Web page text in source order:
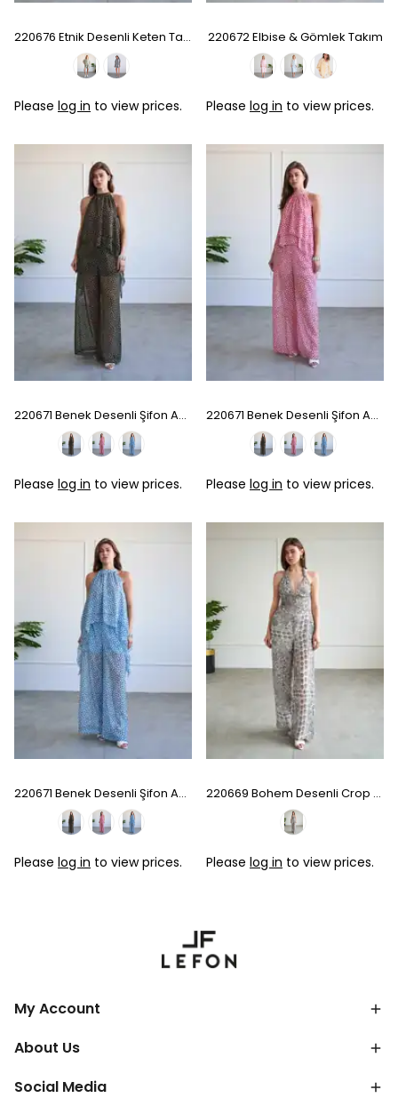
220676 Etnik Desenli Keten Takım
Please log in to view prices.
220672 Elbise & Gömlek Takım
Please log in to view prices.
220671 Benek Desenli Şifon Asimetrik Takım - Khaki
Please log in to view prices.
220671 Benek Desenli Şifon Asimetrik Takım - Pink
Please log in to view prices.
220671 Benek Desenli Şifon Asimetrik Takım - Baby Blue
Please log in to view prices.
220669 Bohem Desenli Crop Pantolon Takım
Please log in to view prices.
My Account
About Us
Social Media